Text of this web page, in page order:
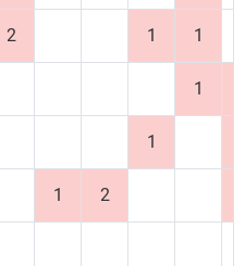
2 1 1
1
1
1 2